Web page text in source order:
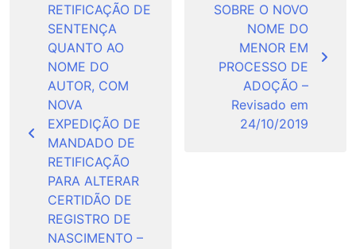
PostRETIFICAÇÃO DE
SENTENÇA
QUANTO AO
NOME DO
AUTOR, COM
NOVA
EXPEDIÇÃO DE
MANDADO DE
RETIFICAÇÃO
PARA ALTERAR
CERTIDÃO DE
REGISTRO DE
NASCIMENTO –
SOBRE O NOVO
NOME DO
MENOR EM
PROCESSO DE
ADOÇÃO –
Revisado em
24/10/2019